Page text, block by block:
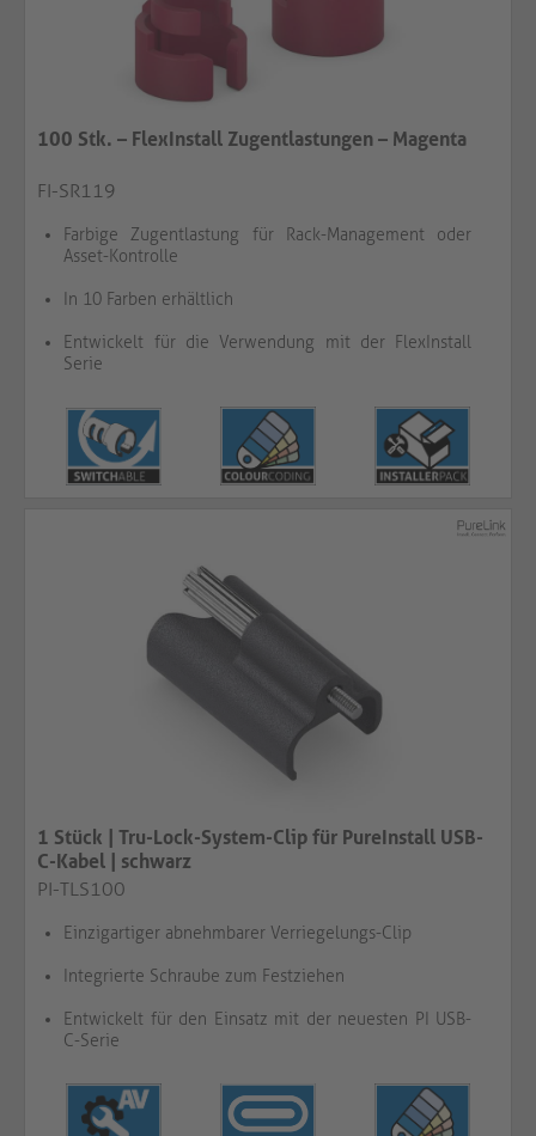
100 Stk. – FlexInstall Zugentlastungen – Magenta
FI-SR119
Farbige Zugentlastung für Rack-Management oder
Asset-Kontrolle
In 10 Farben erhältlich
Entwickelt für die Verwendung mit der FlexInstall
Serie
1 Stück | Tru-Lock-System-Clip für PureInstall USB-
C-Kabel | schwarz​​​​​​​
PI-TLS100
Einzigartiger abnehmbarer Verriegelungs-Clip
Integrierte Schraube zum Festziehen
Entwickelt für den Einsatz mit der neuesten PI USB-
C-Serie